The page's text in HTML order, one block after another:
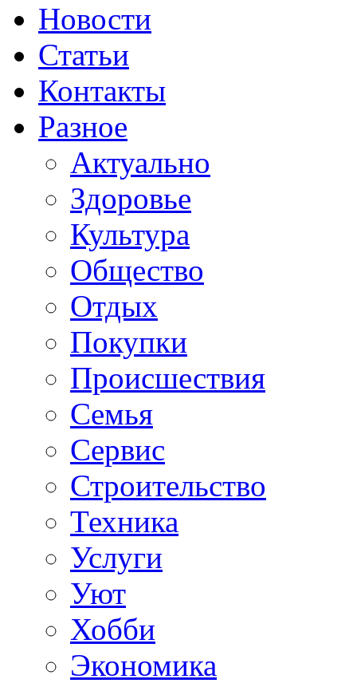
Новости
Статьи
Контакты
Разное
Актуально
Здоровье
Культура
Общество
Отдых
Покупки
Происшествия
Семья
Сервис
Строительство
Техника
Услуги
Уют
Хобби
Экономика